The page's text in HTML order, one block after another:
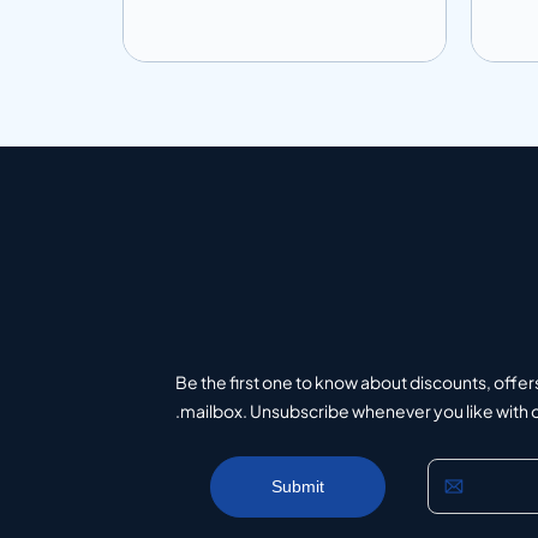
Be the first one to know about discounts,
mailbox. Unsubscribe whenever you like with